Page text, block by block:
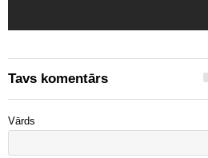
Tavs komentārs
Vārds